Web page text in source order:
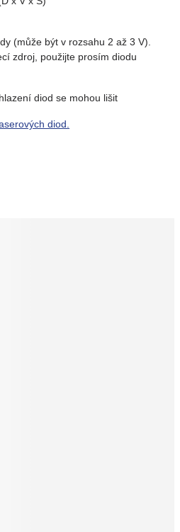
(může být v rozsahu 2 až 3 V).
zdroj, použijte prosím diodu
diod se mohou lišit
diod.